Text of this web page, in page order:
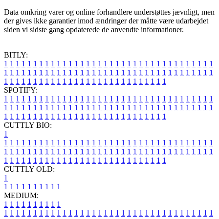
Data omkring varer og online forhandlere understøttes jævnligt, men
der gives ikke garantier imod ændringer der måtte være udarbejdet
siden vi sidste gang opdaterede de anvendte informationer.
BITLY:
1 1 1 1 1 1 1 1 1 1 1 1 1 1 1 1 1 1 1 1 1 1 1 1 1 1 1 1 1 1 1 1 1 1 1 1
1 1 1 1 1 1 1 1 1 1 1 1 1 1 1 1 1 1 1 1 1 1 1 1 1 1 1 1 1 1 1 1 1 1 1 1
1 1 1 1 1 1 1 1 1 1 1 1 1 1 1 1 1 1 1 1 1 1 1 1 1 1 1 1
SPOTIFY:
1 1 1 1 1 1 1 1 1 1 1 1 1 1 1 1 1 1 1 1 1 1 1 1 1 1 1 1 1 1 1 1 1 1 1 1
1 1 1 1 1 1 1 1 1 1 1 1 1 1 1 1 1 1 1 1 1 1 1 1 1 1 1 1 1 1 1 1 1 1 1 1
1 1 1 1 1 1 1 1 1 1 1 1 1 1 1 1 1 1 1 1 1 1 1 1 1 1 1 1
CUTTLY BIO:
1
1 1 1 1 1 1 1 1 1 1 1 1 1 1 1 1 1 1 1 1 1 1 1 1 1 1 1 1 1 1 1 1 1 1 1 1
1 1 1 1 1 1 1 1 1 1 1 1 1 1 1 1 1 1 1 1 1 1 1 1 1 1 1 1 1 1 1 1 1 1 1 1
1 1 1 1 1 1 1 1 1 1 1 1 1 1 1 1 1 1 1 1 1 1 1 1 1 1 1 1
CUTTLY OLD:
1
1 1 1 1 1 1 1 1 1 1
MEDIUM:
1 1 1 1 1 1 1 1 1 1
1 1 1 1 1 1 1 1 1 1 1 1 1 1 1 1 1 1 1 1 1 1 1 1 1 1 1 1 1 1 1 1 1 1 1 1